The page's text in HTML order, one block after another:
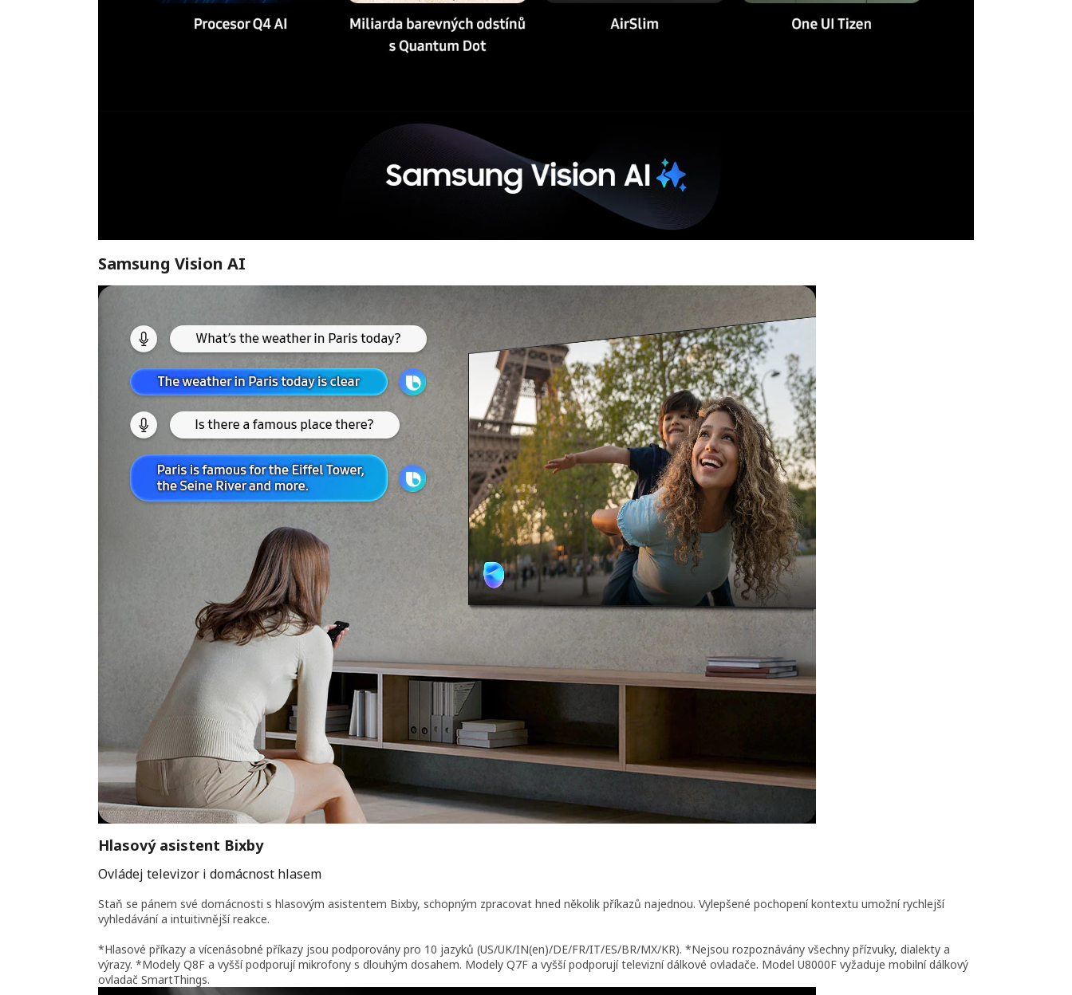
Samsung Vision AI
Hlasový asistent Bixby
Ovládej televizor i domácnost hlasem
Staň se pánem své domácnosti s hlasovým asistentem Bixby, schopným zpracovat hned několik příkazů najednou. Vylepšené pochopení kontextu umožní rychlejší
vyhledávání a intuitivnější reakce.
*Hlasové příkazy a vícenásobné příkazy jsou podporovány pro 10 jazyků (US/UK/IN(en)/DE/FR/IT/ES/BR/MX/KR). *Nejsou rozpoznávány všechny přízvuky, dialekty a
výrazy. *Modely Q8F a vyšší podporují mikrofony s dlouhým dosahem. Modely Q7F a vyšší podporují televizní dálkové ovladače. Model U8000F vyžaduje mobilní dálkový
ovladač SmartThings.